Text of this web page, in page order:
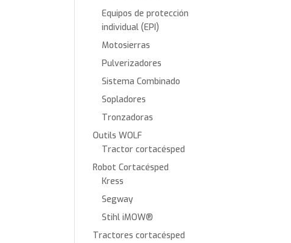
Equipos de protección
individual (EPI)
Motosierras
Pulverizadores
Sistema Combinado
Sopladores
Tronzadoras
Outils WOLF
Tractor cortacésped
Robot Cortacésped
Kress
Segway
Stihl iMOW®
Tractores cortacésped